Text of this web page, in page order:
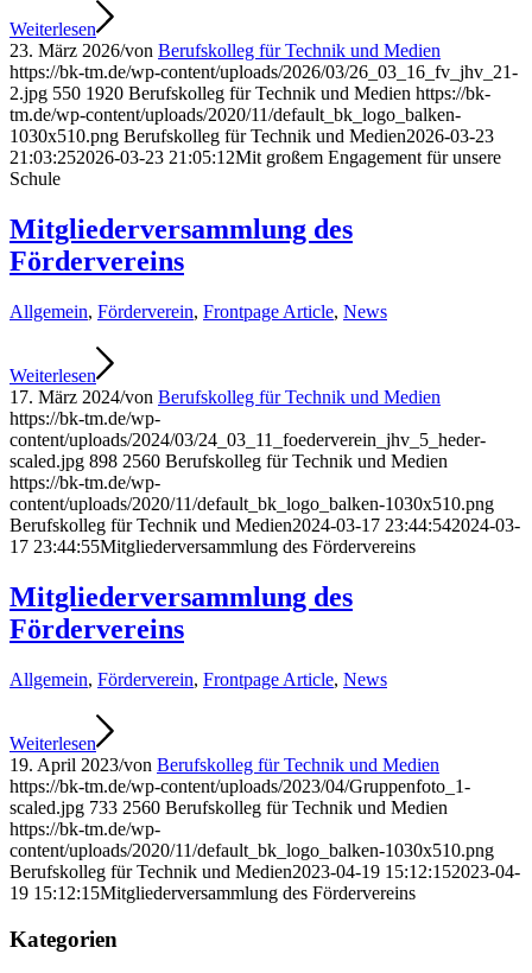
Weiterlesen
23. März 2026/von Berufskolleg für Technik und Medien
https://bk-tm.de/wp-content/uploads/2026/03/26_03_16_fv_jhv_21-
2.jpg 550 1920 Berufskolleg für Technik und Medien https://bk-
tm.de/wp-content/uploads/2020/11/default_bk_logo_balken-
1030x510.png Berufskolleg für Technik und Medien2026-03-23
21:03:252026-03-23 21:05:12Mit großem Engagement für unsere
Schule
Mitgliederversammlung des
Fördervereins
Allgemein, Förderverein, Frontpage Article, News
Weiterlesen
17. März 2024/von Berufskolleg für Technik und Medien
https://bk-tm.de/wp-
content/uploads/2024/03/24_03_11_foederverein_jhv_5_heder-
scaled.jpg 898 2560 Berufskolleg für Technik und Medien
https://bk-tm.de/wp-
content/uploads/2020/11/default_bk_logo_balken-1030x510.png
Berufskolleg für Technik und Medien2024-03-17 23:44:542024-03-
17 23:44:55Mitgliederversammlung des Fördervereins
Mitgliederversammlung des
Fördervereins
Allgemein, Förderverein, Frontpage Article, News
Weiterlesen
19. April 2023/von Berufskolleg für Technik und Medien
https://bk-tm.de/wp-content/uploads/2023/04/Gruppenfoto_1-
scaled.jpg 733 2560 Berufskolleg für Technik und Medien
https://bk-tm.de/wp-
content/uploads/2020/11/default_bk_logo_balken-1030x510.png
Berufskolleg für Technik und Medien2023-04-19 15:12:152023-04-
19 15:12:15Mitgliederversammlung des Fördervereins
Kategorien